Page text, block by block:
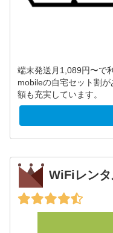
端末発送月1,089円〜で
mobileの自宅セット割
額も充実しています。
WiFiレン